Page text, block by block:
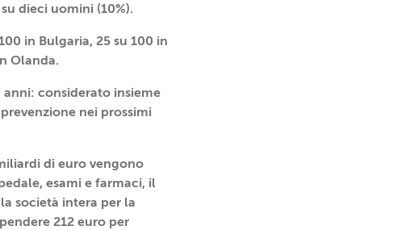
dieci uomini (10%).
in Bulgaria, 25 su 100 in
Olanda.
considerato insieme
nei prossimi
di euro vengono
esami e farmaci, il
società intera per la
212 euro per